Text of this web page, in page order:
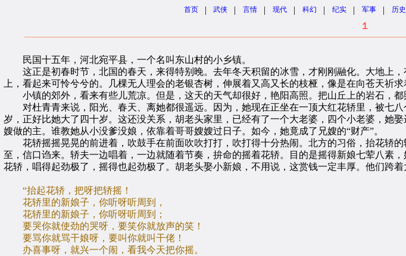
首页 | 武侠 | 言情 | 现代 | 科幻 | 纪实 | 军事 | 历史
１
民国十五年，河北宛平县，一个名叫东山村的小乡镇。
这正是初春时节，北国的春天，来得特别晚。去年冬天积留的冰雪，才刚刚融化。大地上
上，看起来可怜兮兮的。几棵无人理会的老银杏树，伸展着又高又长的枝桠，像是在向苍天祈求
小镇的郊外，看来有些儿荒凉。但是，这天的天气却很好，艳阳高照。把山丘上的岩石，都
对杜青青来说，阳光、春天、离她都很遥远。因为，她现在正坐在一顶大红花轿里，被七八
岁，正好比她大了四十岁。这还没关系，胡老头家里，已经有了一个大老婆，四个小老婆，她
嫂做的主。谁教她从小没爹没娘，依靠着哥哥嫂嫂过日子。如今，她竟成了兄嫂的“财产”。
花轿摇摇晃晃的前进着，吹鼓手在前面吹吹打打，吹打得十分热闹。北方的习俗，抬花轿的
至，信口诌来。轿夫一边唱着，一边就随着节奏，拚命的摇着花轿。目的是摇得新娘七荤八素
花轿，唱得起劲极了，摇得也起劲极了。胡老头娶小新娘，不用说，这赏钱一定丰厚。他们跨
“抬起花轿，把呀把轿摇！
花轿里的新娘子，你听呀听周到，
花轿里的新娘子，你听呀听周到；
要哭你就使劲的哭呀，要笑你就放声的笑！
要骂你就骂干娘呀，要叫你就叫干佬！
办喜事呀，就兴一个闹，看我今天把你摇。